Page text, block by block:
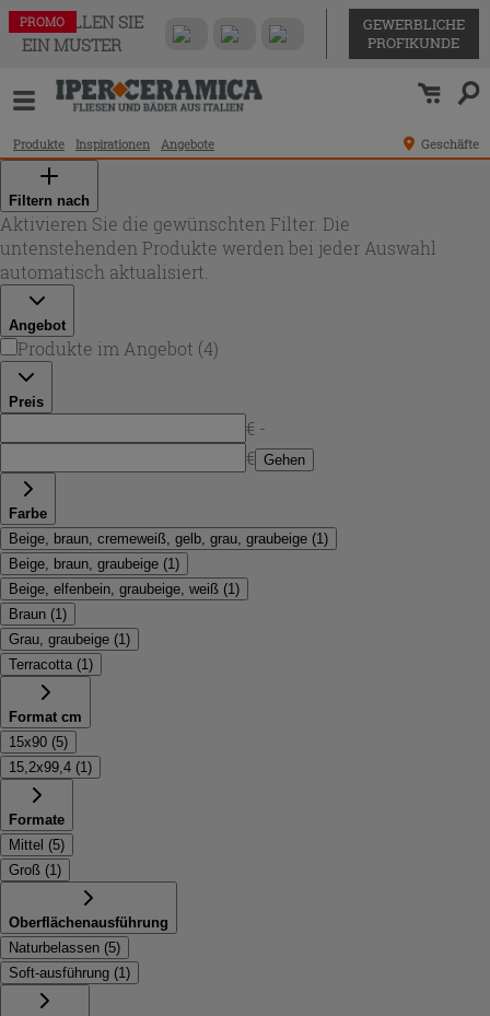
BESTELLEN SIE
EIN MUSTER
GEWERBLICHE
PROFIKUNDE
Produkte Inspirationen Angebote Geschäfte
Filtern nach
Aktivieren Sie die gewünschten Filter. Die
untenstehenden Produkte werden bei jeder Auswahl
automatisch aktualisiert.
Angebot
Produkte im Angebot (4)
Preis
€ -
€ Gehen
Farbe
Beige, braun, cremeweiß, gelb, grau, graubeige (1)
Beige, braun, graubeige (1)
Beige, elfenbein, graubeige, weiß (1)
Braun (1)
Grau, graubeige (1)
Terracotta (1)
Format cm
15x90 (5)
15,2x99,4 (1)
Formate
Mittel (5)
Groß (1)
Oberflächenausführung
Naturbelassen (5)
Soft-ausführung (1)
PROMO
PROMO
PROMO
PROMO